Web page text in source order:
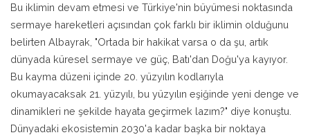
Bu iklimin devam etmesi ve Türkiye'nin büyümesi noktasında
sermaye hareketleri açısından çok farklı bir iklimin olduğunu
belirten Albayrak, "Ortada bir hakikat varsa o da şu, artık
dünyada küresel sermaye ve güç, Batı'dan Doğu'ya kayıyor.
Bu kayma düzeni içinde 20. yüzyılın kodlarıyla
okumayacaksak 21. yüzyılı, bu yüzyılın eşiğinde yeni denge ve
dinamikleri ne şekilde hayata geçirmek lazım?" diye konuştu.
Dünyadaki ekosistemin 2030'a kadar başka bir noktaya